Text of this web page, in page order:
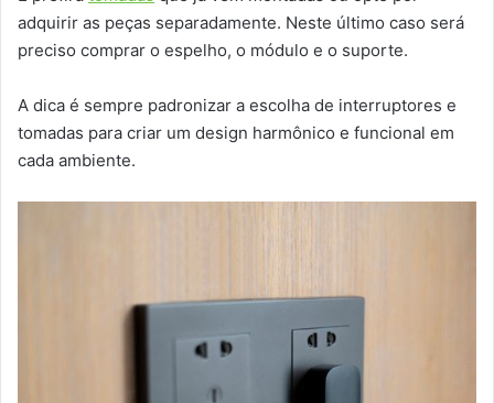
adquirir as peças separadamente. Neste último caso será
preciso comprar o espelho, o módulo e o suporte.
A dica é sempre padronizar a escolha de interruptores e
tomadas para criar um design harmônico e funcional em
cada ambiente.